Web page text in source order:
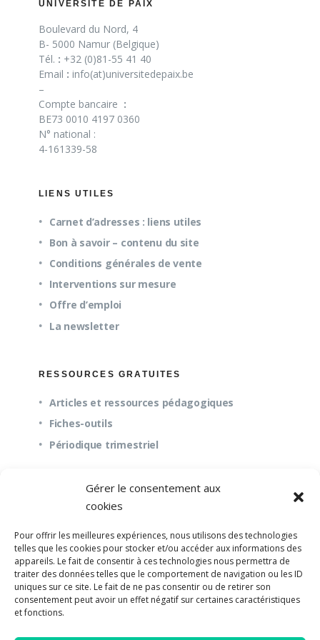
Gérer le consentement aux
cookies
Pour offrir les meilleures expériences, nous utilisons des technologies
telles que les cookies pour stocker et/ou accéder aux informations des
appareils. Le fait de consentir à ces technologies nous permettra de
traiter des données telles que le comportement de navigation ou les ID
uniques sur ce site. Le fait de ne pas consentir ou de retirer son
consentement peut avoir un effet négatif sur certaines caractéristiques
et fonctions.
UNIVERSITÉ DE PAIX
Boulevard du Nord, 4
B- 5000 Namur (Belgique)
Tél. : +32 (0)81-55 41 40
Email : info(at)universitedepaix.be
–
Compte bancaire :
BE73 0010 4197 0360
N° national :
4-161339-58
LIENS UTILES
Carnet d’adresses : liens utiles
Bon à savoir – contenu du site
Conditions générales de vente
Interventions sur mesure
Offre d’emploi
La newsletter
RESSOURCES GRATUITES
Articles et ressources pédagogiques
Fiches-outils
Périodique trimestriel
QUESTIONS FRÉQUENTES
Questions fréquentes (FAQ)
Mission et pédagogie